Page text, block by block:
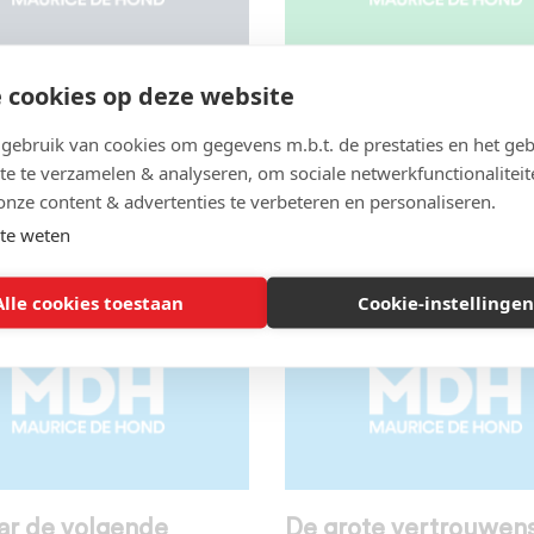
cookies op deze website
van cookies om gegevens m.b.t. de prestaties en het
te verzamelen & analyseren, om sociale
content & advertenties te verbeteren en personaliseren.
weten
cookies toestaan Cookie-instellingen
grote verschillen in
tussen
CBS te verklaren?
DATA-R0-IFR,MAATREGELEN,
| 14 augustus 2022
Zal die nieuwe Wet
Publieke Gezondheid
gestopt worden?
BESTRIJDINGSMAATREGELEN,COVID-
de volgende
De grote